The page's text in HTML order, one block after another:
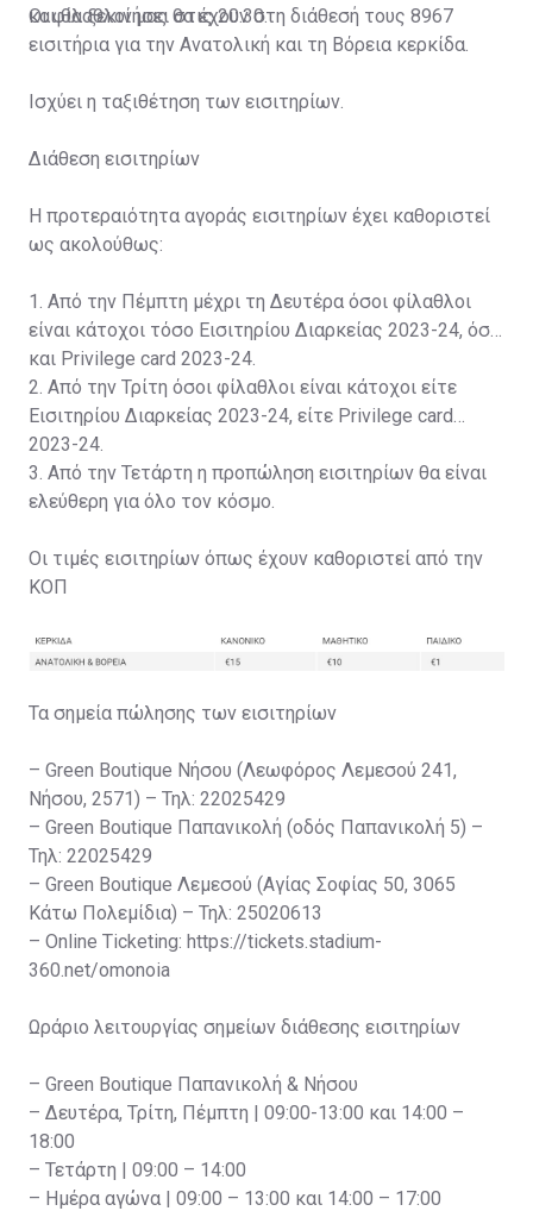
και θα ξεκινήσει στις 20:30.
Οι φίλαθλοί μας θα έχουν στη διάθεσή τους 8967
εισιτήρια για την Ανατολική και τη Βόρεια κερκίδα.
Ισχύει η ταξιθέτηση των εισιτηρίων.
Διάθεση εισιτηρίων
Η προτεραιότητα αγοράς εισιτηρίων έχει καθοριστεί
ως ακολούθως:
1. Από την Πέμπτη μέχρι τη Δευτέρα όσοι φίλαθλοι
είναι κάτοχοι τόσο Εισιτηρίου Διαρκείας 2023-24, όσο
και Privilege card 2023-24.
2. Από την Τρίτη όσοι φίλαθλοι είναι κάτοχοι είτε
Εισιτηρίου Διαρκείας 2023-24, είτε Privilege card
2023-24.
3. Από την Τετάρτη η προπώληση εισιτηρίων θα είναι
ελεύθερη για όλο τον κόσμο.
Οι τιμές εισιτηρίων όπως έχουν καθοριστεί από την
ΚΟΠ
Τα σημεία πώλησης των εισιτηρίων
– Green Boutique Νήσου (Λεωφόρος Λεμεσού 241,
Νήσου, 2571) – Τηλ: 22025429
– Green Boutique Παπανικολή (οδός Παπανικολή 5) –
Τηλ: 22025429
– Green Boutique Λεμεσού (Αγίας Σοφίας 50, 3065
Κάτω Πολεμίδια) – Τηλ: 25020613
– Online Ticketing: https://tickets.stadium-
360.net/omonoia
Ωράριο λειτουργίας σημείων διάθεσης εισιτηρίων
– Green Boutique Παπανικολή & Νήσου
– Δευτέρα, Τρίτη, Πέμπτη | 09:00-13:00 και 14:00 –
18:00
– Τετάρτη | 09:00 – 14:00
– Ημέρα αγώνα | 09:00 – 13:00 και 14:00 – 17:00